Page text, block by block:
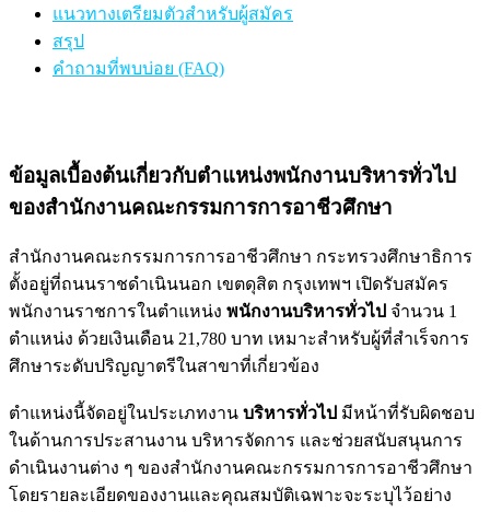
แนวทางเตรียมตัวสำหรับผู้สมัคร
สรุป
คำถามที่พบบ่อย (FAQ)
ข้อมูลเบื้องต้นเกี่ยวกับตำแหน่งพนักงานบริหารทั่วไป
ของสำนักงานคณะกรรมการการอาชีวศึกษา
สำนักงานคณะกรรมการการอาชีวศึกษา กระทรวงศึกษาธิการ
ตั้งอยู่ที่ถนนราชดำเนินนอก เขตดุสิต กรุงเทพฯ เปิดรับสมัคร
พนักงานราชการในตำแหน่ง พนักงานบริหารทั่วไป จำนวน 1
ตำแหน่ง ด้วยเงินเดือน 21,780 บาท เหมาะสำหรับผู้ที่สำเร็จการ
ศึกษาระดับปริญญาตรีในสาขาที่เกี่ยวข้อง
ตำแหน่งนี้จัดอยู่ในประเภทงาน บริหารทั่วไป มีหน้าที่รับผิดชอบ
ในด้านการประสานงาน บริหารจัดการ และช่วยสนับสนุนการ
ดำเนินงานต่าง ๆ ของสำนักงานคณะกรรมการการอาชีวศึกษา
โดยรายละเอียดของงานและคุณสมบัติเฉพาะจะระบุไว้อย่าง